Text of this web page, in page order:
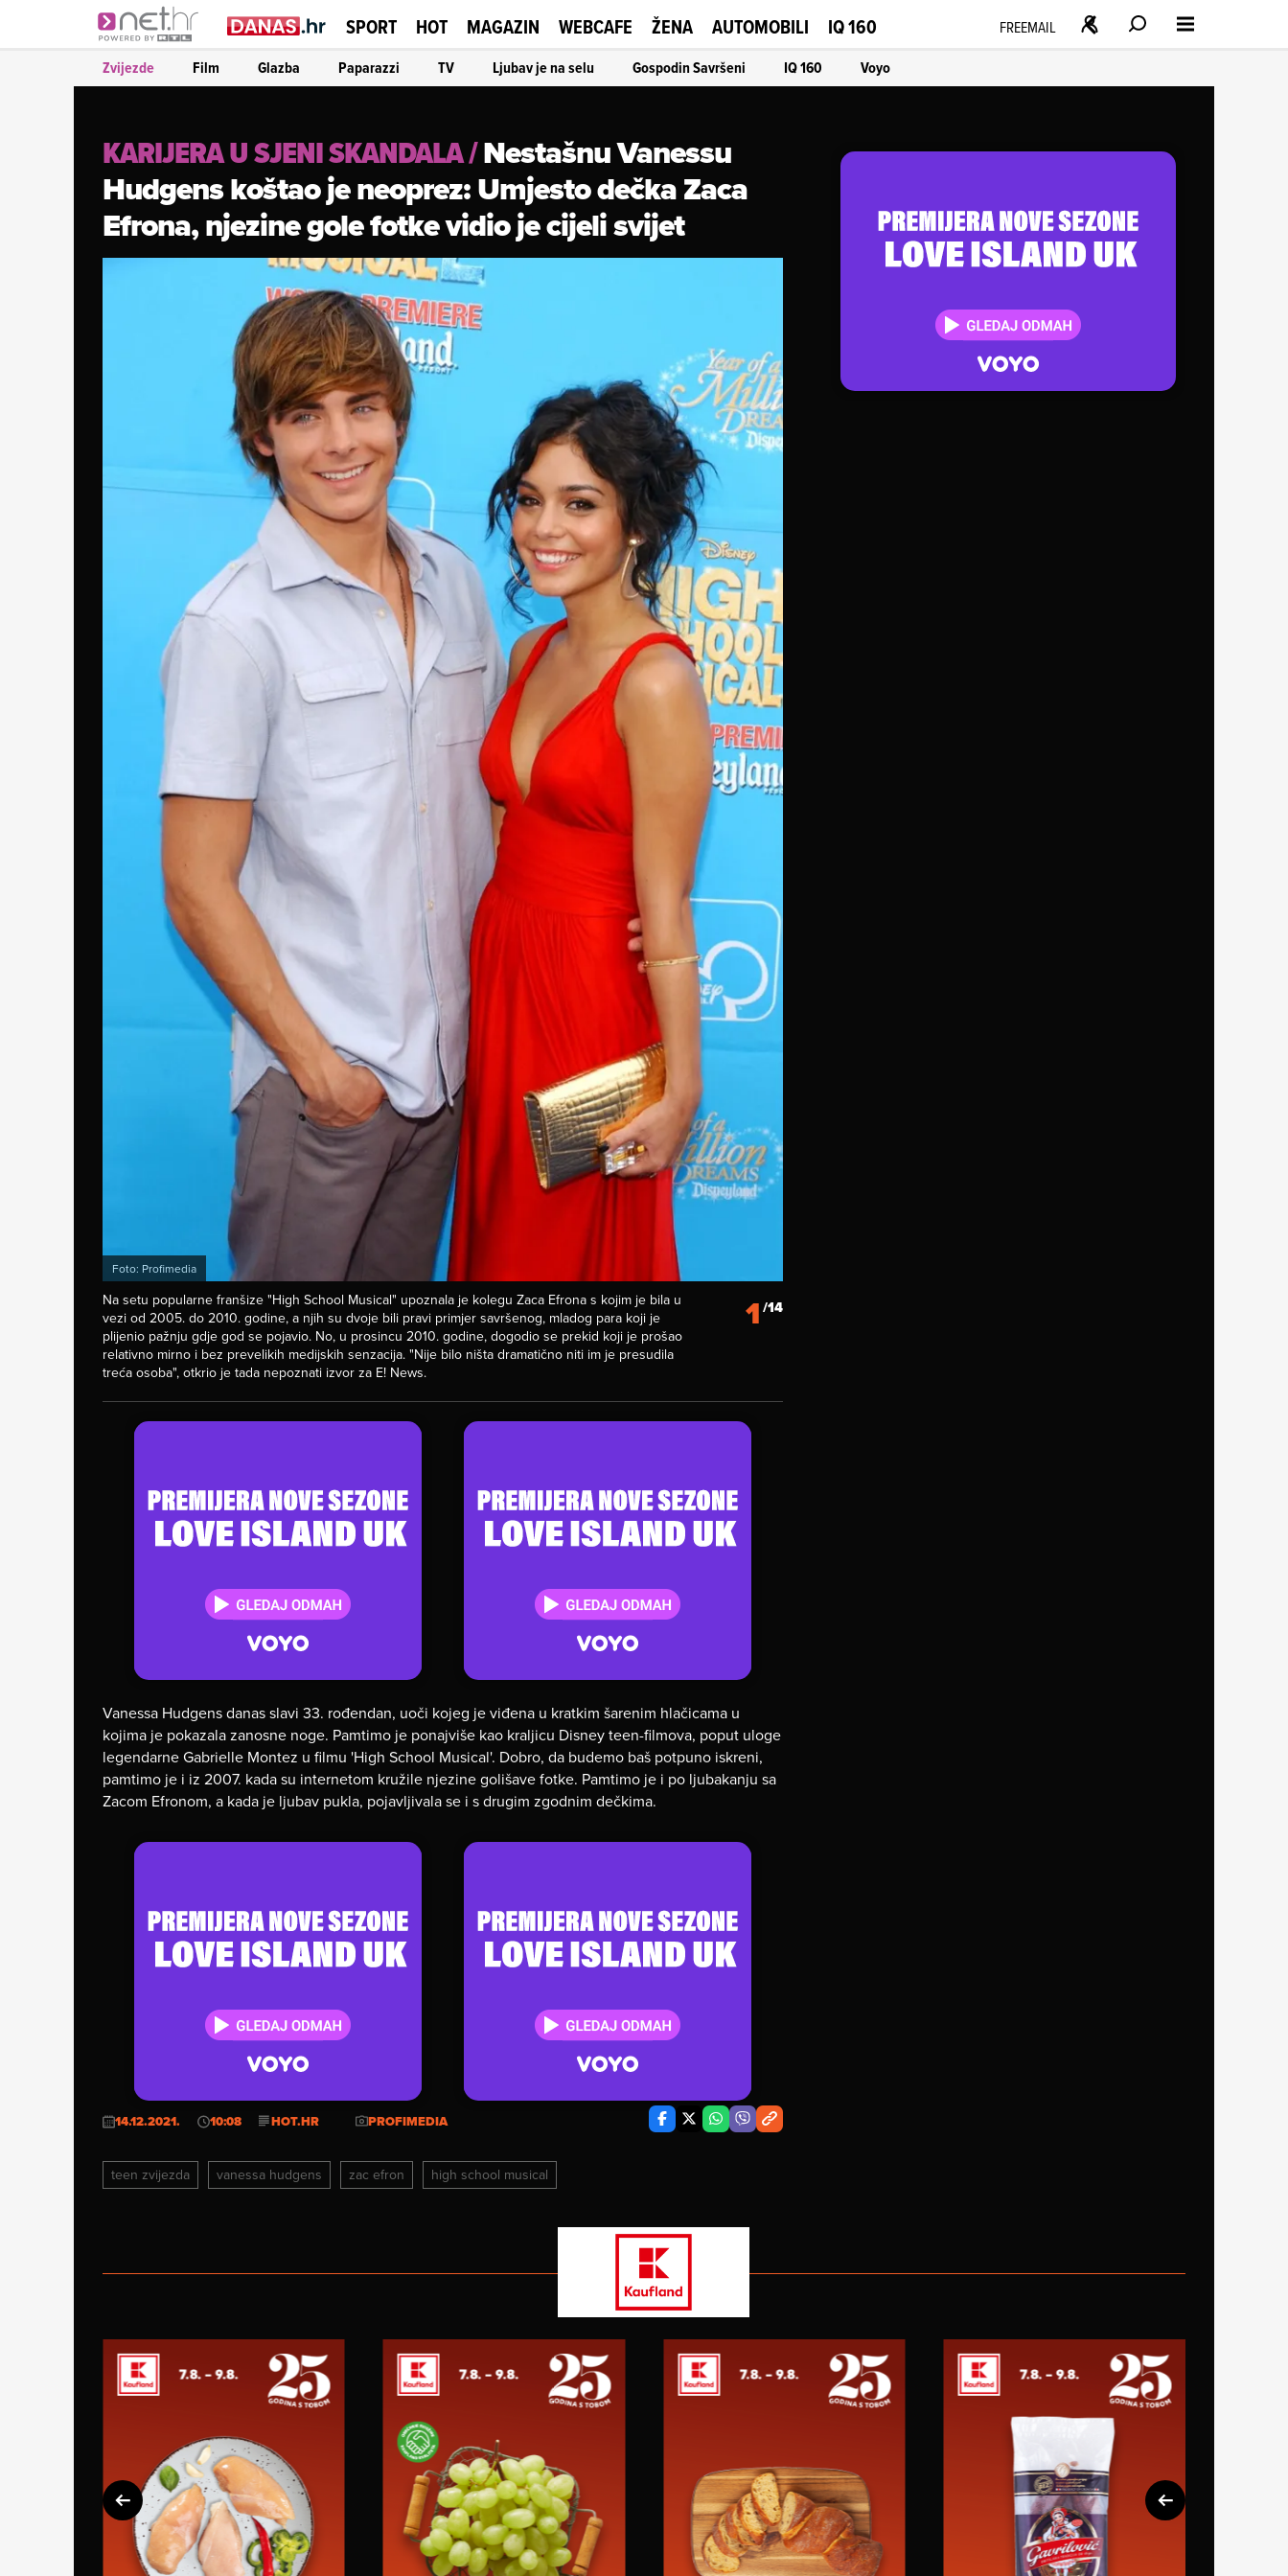
SPORT HOT MAGAZIN WEBCAFE ŽENA AUTOMOBILI IQ 160 FREEMAIL
Zvijezde Film Glazba Paparazzi TV Ljubav je na selu Gospodin Savršeni IQ 160 Voyo
KARIJERA U SJENI SKANDALA/Nestašnu Vanessu
Hudgens koštao je neoprez: Umjesto dečka Zaca
Efrona, njezine gole fotke vidio je cijeli svijet
Foto: Profimedia
Na setu popularne franšize "High School Musical" upoznala je kolegu Zaca Efrona s kojim je bila u
vezi od 2005. do 2010. godine, a njih su dvoje bili pravi primjer savršenog, mladog para koji je
plijenio pažnju gdje god se pojavio. No, u prosincu 2010. godine, dogodio se prekid koji je prošao
relativno mirno i bez prevelikih medijskih senzacija. "Nije bilo ništa dramatično niti im je presudila
treća osoba", otkrio je tada nepoznati izvor za E! News.
1/14
Vanessa Hudgens danas slavi 33. rođendan, uoči kojeg je viđena u kratkim šarenim hlačicama u
kojima je pokazala zanosne noge. Pamtimo je ponajviše kao kraljicu Disney teen-filmova, poput uloge
legendarne Gabrielle Montez u filmu 'High School Musical'. Dobro, da budemo baš potpuno iskreni,
pamtimo je i iz 2007. kada su internetom kružile njezine golišave fotke. Pamtimo je i po ljubakanju sa
Zacom Efronom, a kada je ljubav pukla, pojavljivala se i s drugim zgodnim dečkima.
14.12.2021. 10:08 HOT.HR PROFIMEDIA
teen zvijezda vanessa hudgens zac efron high school musical